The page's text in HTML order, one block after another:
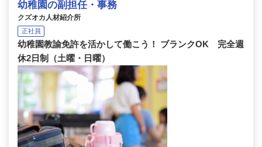
幼稚園の副担任・事務
クズオカ人材紹介所
正社員
幼稚園教諭免許を活かして働こう！ ブランクOK 完全週
休2日制（土曜・日曜）